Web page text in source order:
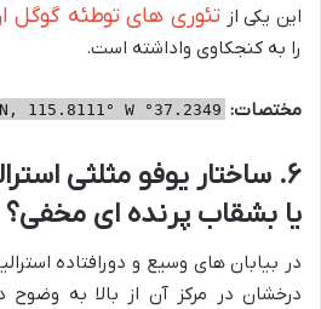
این یکی از تئوری های توطئه گوگل
را به کنجکاوی واداشته است.
مختصات: 37.2349° N, 115.8111° W
۶. ساختار یوفو مثلثی
یا بشقاب پرنده ای مخفی؟
در بیابان های وسیع و دورافتاده
درخشان در مرکز آن از بالا به وضوح